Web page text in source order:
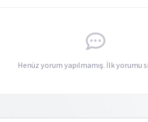
Henüz yorum yapılmamış. İlk yorumu